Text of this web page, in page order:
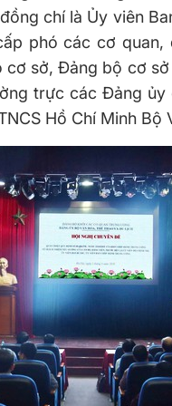
chí là Ủy viên
phó các cơ
sở, Đảng bộ cơ
trực các Đảng
Hồ Chí Minh Bộ